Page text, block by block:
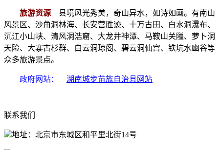
旅游资源 县境风光秀美，奇山异水，如诗如画。有南山
风景区、沙角洞林海、长安营胜迹、十万古田、白水洞瀑布、
沉江小山峡、清风洞浩窟、大龙井神潭、马鞍山关隘、萝卜洞
天险、大寨古杉群、白云洞琼阁、碧云洞仙宫、铁坑水幽谷等
众多旅游景点。
政府网站： 湖南城步苗族自治县网站
联系我们
地址：北京市东城区和平里北街14号